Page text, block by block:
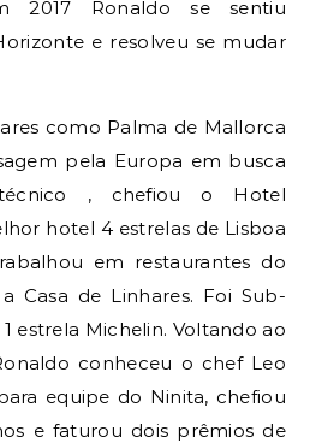
2017 Ronaldo se sentiu
e resolveu se mudar
como Palma de Mallorca
pela Europa em busca
, chefiou o Hotel
hotel 4 estrelas de Lisboa
em restaurantes do
Casa de Linhares. Foi Sub-
estrela Michelin. Voltando ao
conheceu o chef Leo
equipe do Ninita, chefiou
e faturou dois prêmios de